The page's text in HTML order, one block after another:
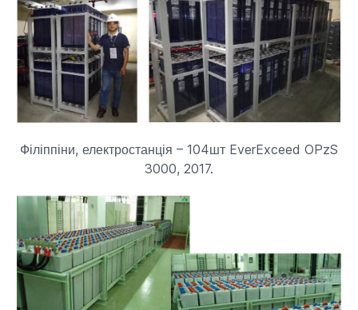
Філіппіни, електростанція – 104шт EverExceed OPzS
3000, 2017.